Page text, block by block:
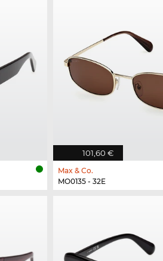
101,60 €
Max & Co.
MO0135 - 32E